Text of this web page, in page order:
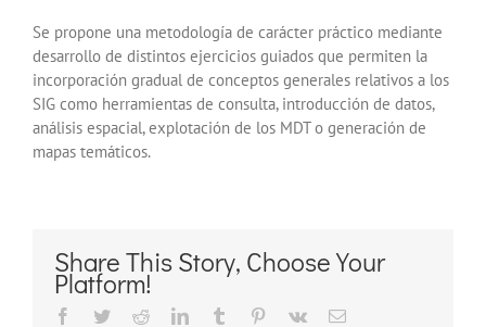
Se propone una metodología de carácter práctico mediante
desarrollo de distintos ejercicios guiados que permiten la
incorporación gradual de conceptos generales relativos a los
SIG como herramientas de consulta, introducción de datos,
análisis espacial, explotación de los MDT o generación de
mapas temáticos.
Share This Story, Choose Your
Platform!
Facebook
TwitterRedditLinkedInTumblr Pinterest
Vk
Correo